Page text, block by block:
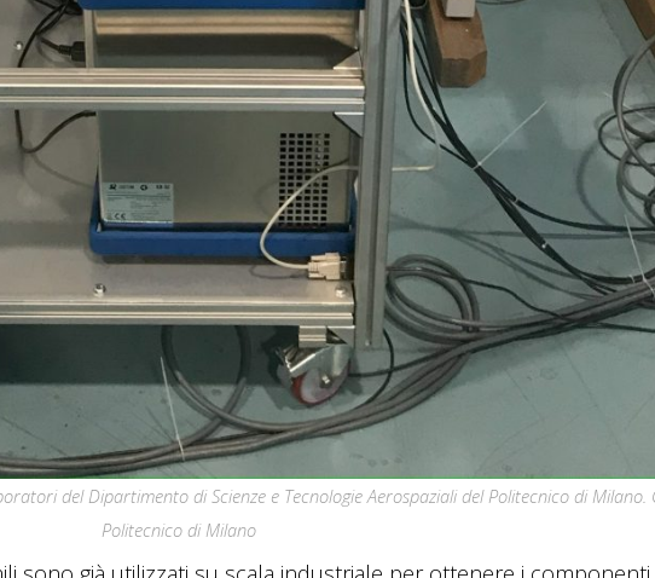
del Dipartimento di Scienze e Tecnologie Aerospaziali del Politecnico di Milano.
Politecnico di Milano